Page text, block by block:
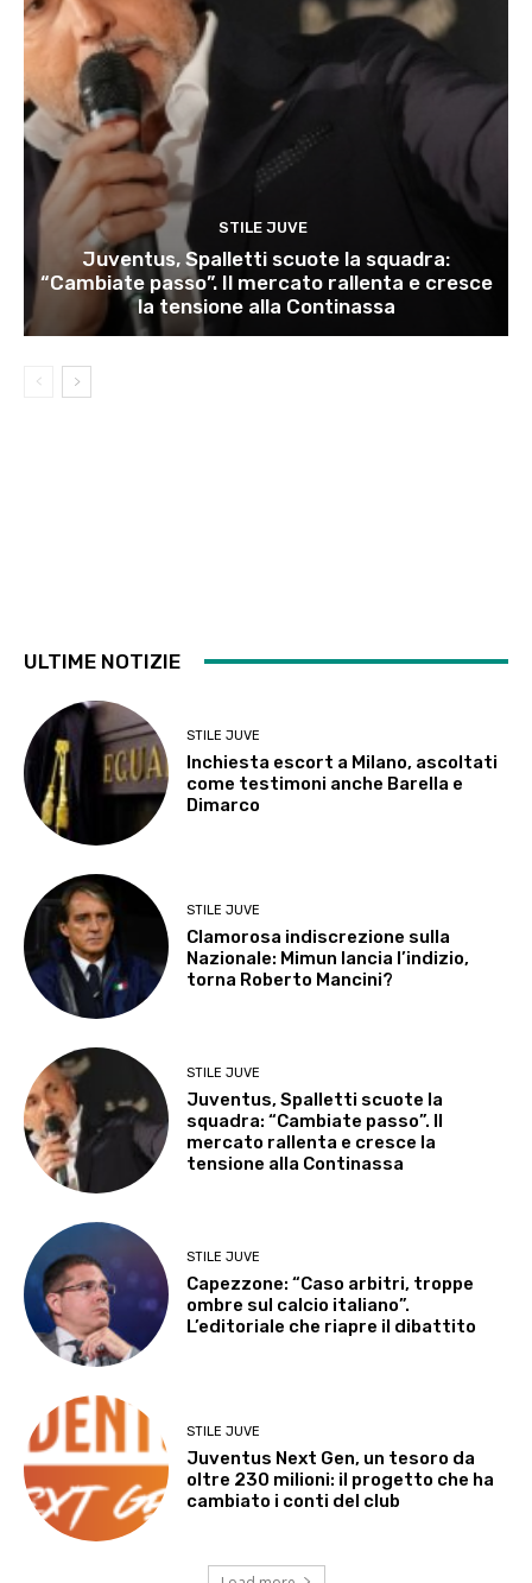
STILE JUVE
Juventus, Spalletti scuote la squadra:
“Cambiate passo”. Il mercato rallenta e cresce
la tensione alla Continassa
ULTIME NOTIZIE
STILE JUVE
Inchiesta escort a Milano, ascoltati
come testimoni anche Barella e
Dimarco
STILE JUVE
Clamorosa indiscrezione sulla
Nazionale: Mimun lancia l’indizio,
torna Roberto Mancini?
STILE JUVE
Juventus, Spalletti scuote la
squadra: “Cambiate passo”. Il
mercato rallenta e cresce la
tensione alla Continassa
STILE JUVE
Capezzone: “Caso arbitri, troppe
ombre sul calcio italiano”.
L’editoriale che riapre il dibattito
STILE JUVE
Juventus Next Gen, un tesoro da
oltre 230 milioni: il progetto che ha
cambiato i conti del club